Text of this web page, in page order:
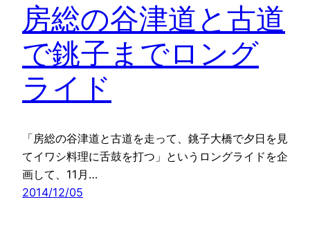
房総の谷津道と古道
で銚子までロング
ライド
「房総の谷津道と古道を走って、銚子大橋で夕日を見
てイワシ料理に舌鼓を打つ」というロングライドを企
画して、11月…
2014/12/05